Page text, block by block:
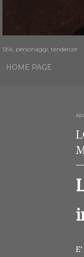
Stili, personaggi, tendenze
HOME PAGE